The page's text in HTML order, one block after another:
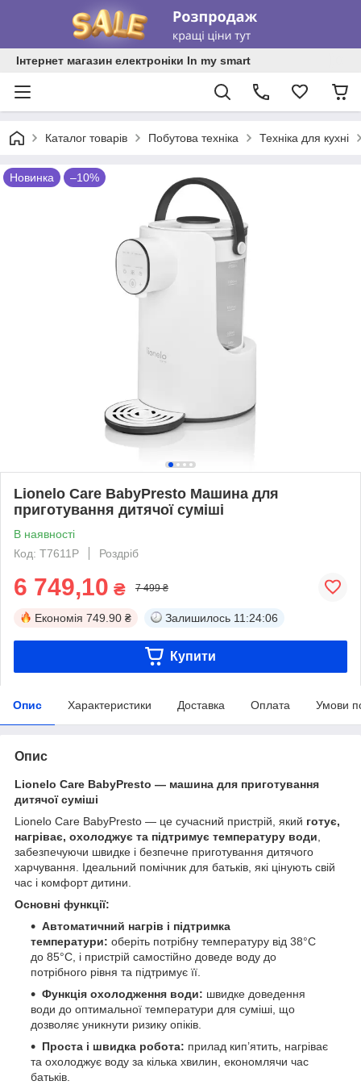
Інтернет магазин електроніки In my smart
Каталог товарів Побутова техніка Техніка для кухні
Новинка –10%
Lionelo Care BabyPresto Машина для
приготування дитячої суміші
В наявності
Код: T7611P
Роздріб
6 749,10 ₴ 7 499 ₴
Економія 749.90 ₴ Залишилось 11:24:06
Купити
Опис Характеристики Доставка Оплата Умови
Опис
Lionelo Care BabyPresto — машина для приготування
дитячої суміші
Lionelo Care BabyPresto — це сучасний пристрій, який готує,
нагріває, охолоджує та підтримує температуру води
забезпечуючи швидке і безпечне приготування дитячого
харчування. Ідеальний помічник для батьків, які цінують свій
час і комфорт дитини.
Основні функції:
Автоматичний нагрів і підтримка
температури: оберіть потрібну температуру від 38°C
до 85°C, і пристрій самостійно доведе воду до
потрібного рівня та підтримує її.
Функція охолодження води: швидке доведення
води до оптимальної температури для суміші, що
дозволяє уникнути ризику опіків.
Проста і швидка робота: прилад кип’ятить, нагріває
та охолоджує воду за кілька хвилин, економлячи час
батьків.